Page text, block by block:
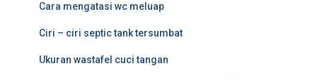
Cara mengatasi wc meluap
Ciri – ciri septic tank tersumbat
Ukuran wastafel cuci tangan